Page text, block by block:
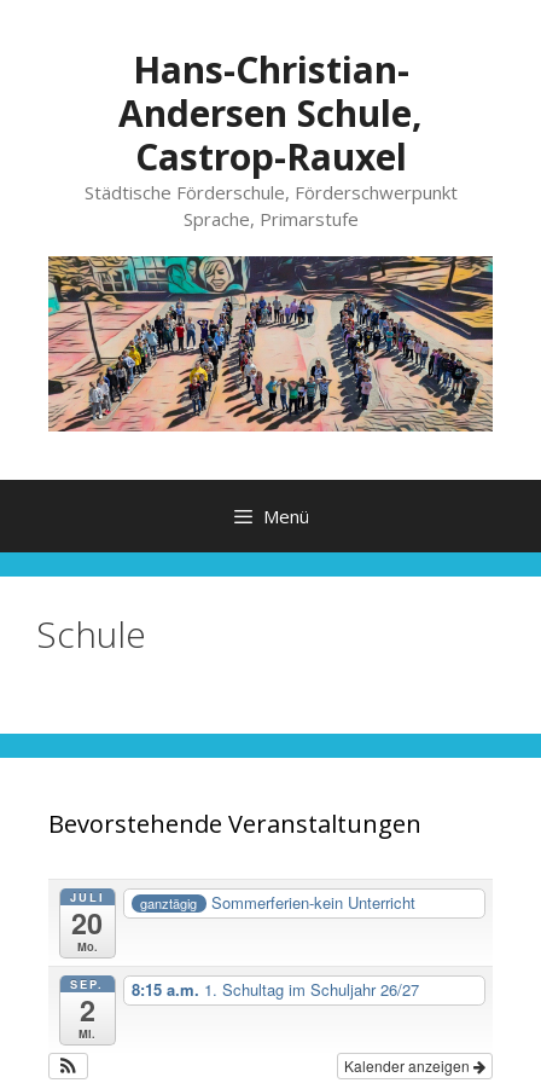
Hans-Christian-
Andersen Schule,
Castrop-Rauxel
Städtische Förderschule, Förderschwerpunkt
Sprache, Primarstufe
Menü
Schule
Bevorstehende Veranstaltungen
JULI
20
Mo.
ganztägig Sommerferien-kein Unterricht
SEP.
2
Mi.
8:15 a.m. 1. Schultag im Schuljahr 26/27
Kalender anzeigen